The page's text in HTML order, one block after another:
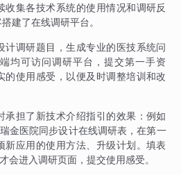
收集各技术系统的使用情况和调研反
建了在线调研平台。
计调研题目，生成专业的医技系统问
均可访问调研平台，提交第一手资
的使用感受，以便及时调整培训和改
承担了新技术介绍指引的效果：例如
金医院同步设计在线调研表，在第一
新应用的使用方法、升级计划。填表
会进入调研页面，提交使用感受。